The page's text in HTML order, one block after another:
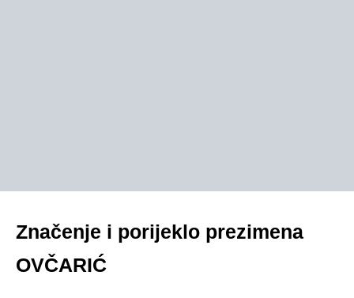
Značenje i porijeklo prezimena
OVČARIĆ